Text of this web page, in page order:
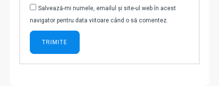
Salvează-mi numele, emailul și site-ul web în acest
navigator pentru data viitoare când o să comentez.